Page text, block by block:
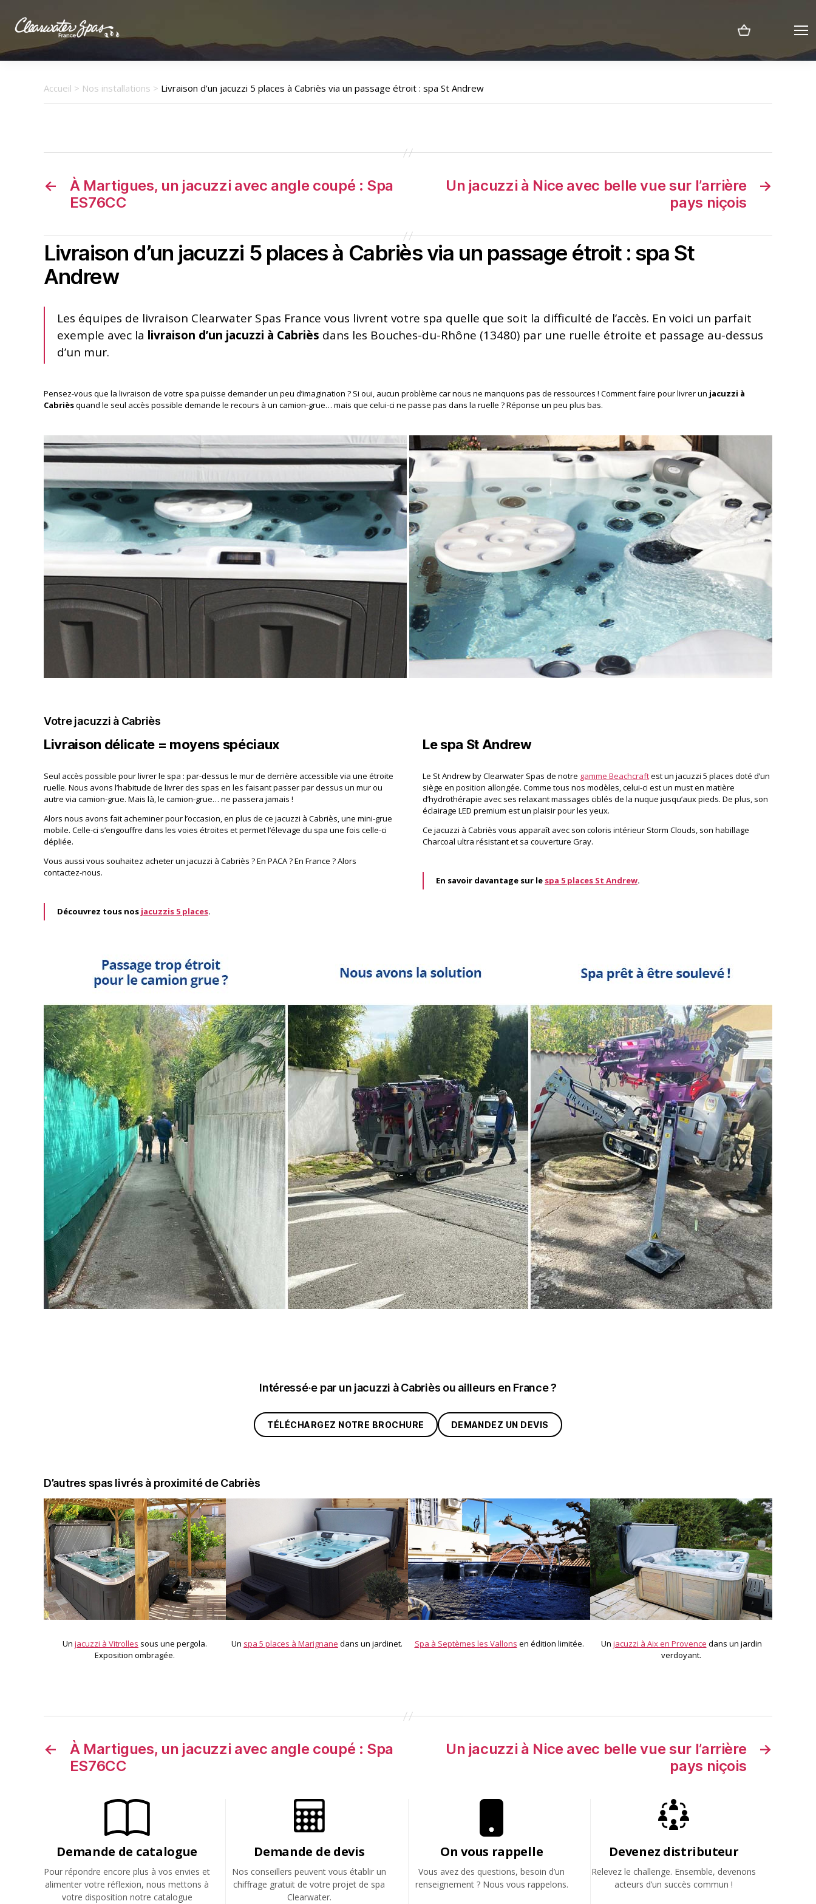
Clearwater
Spas
Accueil > Nos installations > Livraison d’un jacuzzi 5 places à Cabriès via un passage étroit : spa St Andrew
←
À Martigues, un jacuzzi avec angle coupé : Spa
ES76CC
→
Un jacuzzi à Nice avec belle vue sur l’arrière
pays niçois
Livraison d’un jacuzzi 5 places à Cabriès via un passage étroit : spa St
Andrew
Les équipes de livraison Clearwater Spas France vous livrent votre spa quelle que soit la difficulté de l’accès. En voici un parfait
exemple avec la livraison d’un jacuzzi à Cabriès dans les Bouches-du-Rhône (13480) par une ruelle étroite et passage au-dessus
d’un mur.
Pensez-vous que la livraison de votre spa puisse demander un peu d’imagination ? Si oui, aucun problème car nous ne manquons pas de ressources ! Comment faire pour livrer un jacuzzi à
Cabrièsquand le seul accès possible demande le recours à un camion-grue… mais que celui-ci ne passe pas dans la ruelle ? Réponse un peu plus bas.
Votre jacuzzi à Cabriès
Livraison délicate = moyens spéciaux
Seul accès possible pour livrer le spa : par-dessus le mur de derrière accessible via une étroite
ruelle. Nous avons l’habitude de livrer des spas en les faisant passer par dessus un mur ou
autre via camion-grue. Mais là, le camion-grue… ne passera jamais !
Alors nous avons fait acheminer pour l’occasion, en plus de ce jacuzzi à Cabriès, une mini-grue
mobile. Celle-ci s’engouffre dans les voies étroites et permet l’élevage du spa une fois celle-ci
dépliée.
Vous aussi vous souhaitez acheter un jacuzzi à Cabriès ? En PACA ? En France ? Alors
contactez-nous.
Découvrez tous nos jacuzzis 5 places.
Le spa St Andrew
Le St Andrew by Clearwater Spas de notre gamme Beachcraftest un jacuzzi 5 places doté d’un
siège en position allongée. Comme tous nos modèles, celui-ci est un must en matière
d’hydrothérapie avec ses relaxant massages ciblés de la nuque jusqu’aux pieds. De plus, son
éclairage LED premium est un plaisir pour les yeux.
Ce jacuzzi à Cabriès vous apparaît avec son coloris intérieur Storm Clouds, son habillage
Charcoal ultra résistant et sa couverture Gray.
En savoir davantage sur le spa 5 places St Andrew.
Intéressé·e par un jacuzzi à Cabriès ou ailleurs en France ?
TÉLÉCHARGEZ NOTRE BROCHURE DEMANDEZ UN DEVIS
D’autres spas livrés à proximité de Cabriès
Un jacuzzi à Vitrolles sous une pergola.
Exposition ombragée.
Un spa 5 places à Marignane dans un jardinet. Spa à Septèmes les Vallons en édition limitée. Un jacuzzi à Aix en Provence dans un jardin
verdoyant.
←
À Martigues, un jacuzzi avec angle coupé : Spa
ES76CC
→
Un jacuzzi à Nice avec belle vue sur l’arrière
pays niçois
Demande de catalogue
Pour répondre encore plus à vos envies et
alimenter votre réflexion, nous mettons à
votre disposition notre catalogue
Demande de devis
Nos conseillers peuvent vous établir un
chiffrage gratuit de votre projet de spa
Clearwater.
On vous rappelle
Vous avez des questions, besoin d’un
renseignement ? Nous vous rappelons.
Devenez distributeur
Relevez le challenge. Ensemble, devenons
acteurs d’un succès commun !